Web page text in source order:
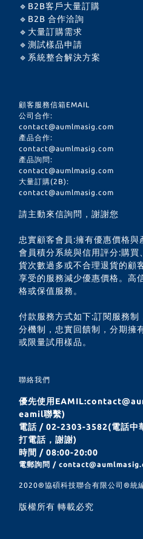
🔹B2B客戶大量訂購
🔹B2B 合作洽詢
🔹大量訂購需求
🔹測試樣品申請
🔹系統整合解決方案
顧客服務信箱EMAIL
公司合作:
contact@aumlmasig.com
產品合作:
contact@aumlmasig.com
產品詢問:
contact@aumlmasig.com
大量訂購(2B):
contact@aumlmasig.com
請主動來信詢問，謝謝您
忠實顧客會員:擁有優惠價格與
會員積分系統與信用評分:購買
貨次數過多或不合理退貨的顧
享受的服務減少優惠價格。高
格或保值服務。
付款服務方式如下:訂閱服務
分機制，忠實回饋制，分期擁
或限量試用樣品。
聯絡我們
優先使用
eamil聯繫)
電話 / 02-2303-3582(電話中
打電話，謝謝)
時間 / 08:00-20:00
電郵詢問 /
2020®︎協碩科技聯合有限公司®︎統
版權所有 轉載必究